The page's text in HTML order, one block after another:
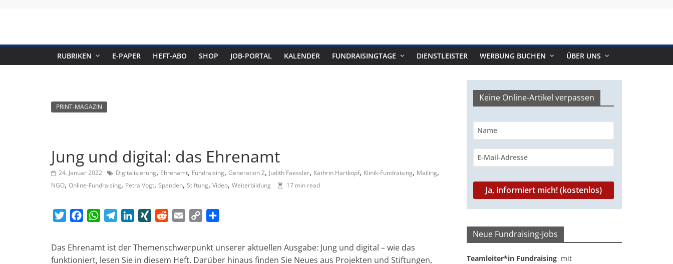
Fundraising-
h
g
RUBRIKEN E-PAPER HEFT-ABO SHOP JOB-PORTAL KALENDER FUNDRAISINGTAGE DIENSTLEISTER WERBUNG BUCHEN ÜBER UNS
PRINT-MAGAZIN
Jung und digital: das Ehrenamt
24. Januar 2022 Digitalisierung, Ehrenamt, Fundraising, Generation Z, Judith Faessler, Kathrin Hartkopf, Klinik-Fundraising, Mailing,
NGO, Online-Fundraising, Petra Vogt, Spenden, Stiftung, Video, Weiterbildung 17 min read
e
W
t
n
k
d
i
p
Das Ehrenamt ist der Themenschwerpunkt unserer aktuellen Ausgabe: Jung und digital – wie das
funktioniert, lesen Sie in diesem Heft. Darüber hinaus finden Sie Neues aus Projekten und Stiftungen,
Keine Online-Artikel verpassen
Neue Fundraising-Jobs
Teamleiter*in Fundraising mit